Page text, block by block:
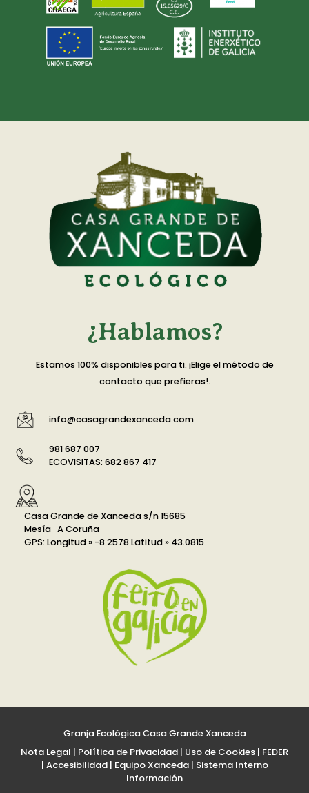
¿Hablamos?
Estamos 100% disponibles para ti. ¡Elige el método de
contacto que prefieras!.
info@casagrandexanceda.com
981 687 007
ECOVISITAS: 682 867 417
Casa Grande de Xanceda s/n 15685
Mesía · A Coruña
GPS: Longitud » -8.2578 Latitud » 43.0815
Granja Ecológica Casa Grande Xanceda
Nota Legal | Política de Privacidad | Uso de Cookies | FEDER
| Accesibilidad| Equipo Xanceda | Sistema Interno
Información